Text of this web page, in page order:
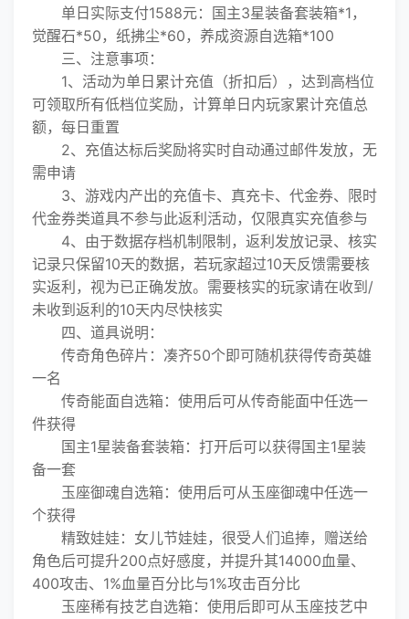
单日实际支付1588元：国主3星装备套装箱*1，
觉醒石*50，纸拂尘*60，养成资源自选箱*100
三、注意事项：
1、活动为单日累计充值（折扣后），达到高档位
可领取所有低档位奖励，计算单日内玩家累计充值总
额，每日重置
2、充值达标后奖励将实时自动通过邮件发放，无
需申请
3、游戏内产出的充值卡、真充卡、代金券、限时
代金券类道具不参与此返利活动，仅限真实充值参与
4、由于数据存档机制限制，返利发放记录、核实
记录只保留10天的数据，若玩家超过10天反馈需要核
实返利，视为已正确发放。需要核实的玩家请在收到/
未收到返利的10天内尽快核实
四、道具说明：
传奇角色碎片：凑齐50个即可随机获得传奇英雄
一名
传奇能面自选箱：使用后可从传奇能面中任选一
件获得
国主1星装备套装箱：打开后可以获得国主1星装
备一套
玉座御魂自选箱：使用后可从玉座御魂中任选一
个获得
精致娃娃：女儿节娃娃，很受人们追捧，赠送给
角色后可提升200点好感度，并提升其14000血量、
400攻击、1%血量百分比与1%攻击百分比
玉座稀有技艺自选箱：使用后即可从玉座技艺中